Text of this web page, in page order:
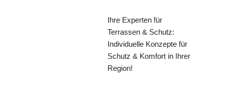
Ihre Experten für
Terrassen & Schutz:
Individuelle Konzepte für
Schutz & Komfort in Ihrer
Region!